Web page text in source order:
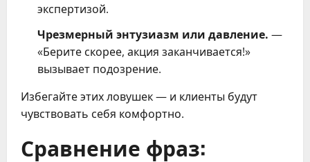
экспертизой.
Чрезмерный энтузиазм или давление. —
«Берите скорее, акция заканчивается!»
вызывает подозрение.
Избегайте этих ловушек — и клиенты будут
чувствовать себя комфортно.
Сравнение фраз: